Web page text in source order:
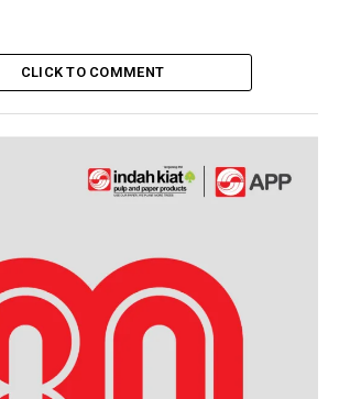
CLICK TO COMMENT